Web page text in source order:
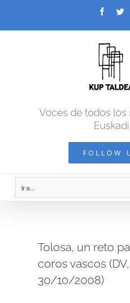
Voces de todos los
Euskadi
FOLLOW
Ir a...
Tolosa, un reto
coros vascos (DV,
30/10/2008)